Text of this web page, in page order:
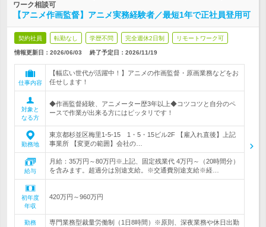
ワーク相談可
【アニメ作画監督】アニメ実務経験者／最短1年で正社員登用可
契約社員 転勤なし 学歴不問 完全週休2日制 リモートワーク可
情報更新日：2026/06/03 終了予定日： 2026/11/19
仕事内容
【幅広い世代が活躍中！】アニメの作画監督・原画業務などをお
任せします！
対象と
なる方
◆作画監督経験、アニメーター歴3年以上◆コツコツと自分のペ
ースで作業が出来る方にはピッタリです！
勤務地
東京都杉並区梅里1-5-15 1・5・15ビル2F 【雇入れ直後】上記
事業所 【変更の範囲】会社の…
給与
月給：35万円～80万円※上記、固定残業代 4万円～（20時間分）
を含みます。超過分は別途支給。※交通費別途支給※経…
初年度
年収
420万円～960万円
勤務
専門業務型裁量労働制（1日8時間）※原則、深夜業務や休日出勤